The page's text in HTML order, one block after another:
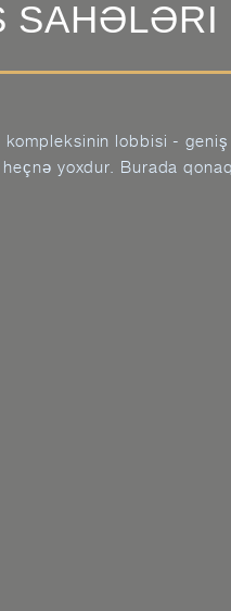
SAHƏLƏRI
kompleksinin lobbisi -
yoxdur. Burada